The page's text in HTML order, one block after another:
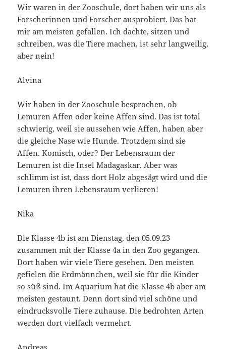
Wir waren in der Zooschule, dort haben wir uns als
Forscherinnen und Forscher ausprobiert. Das hat
mir am meisten gefallen. Ich dachte, sitzen und
schreiben, was die Tiere machen, ist sehr langweilig,
aber nein!
Alvina
Wir haben in der Zooschule besprochen, ob
Lemuren Affen oder keine Affen sind. Das ist total
schwierig, weil sie aussehen wie Affen, haben aber
die gleiche Nase wie Hunde. Trotzdem sind sie
Affen. Komisch, oder? Der Lebensraum der
Lemuren ist die Insel Madagaskar. Aber was
schlimm ist ist, dass dort Holz abgesägt wird und die
Lemuren ihren Lebensraum verlieren!
Nika
Die Klasse 4b ist am Dienstag, den 05.09.23
zusammen mit der Klasse 4a in den Zoo gegangen.
Dort haben wir viele Tiere gesehen. Den meisten
gefielen die Erdmännchen, weil sie für die Kinder
so süß sind. Im Aquarium hat die Klasse 4b aber am
meisten gestaunt. Denn dort sind viel schöne und
eindrucksvolle Tiere zuhause. Die bedrohten Arten
werden dort vielfach vermehrt.